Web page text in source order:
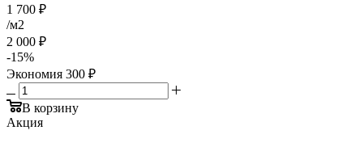
1 700 ₽
/м2
2 000 ₽
-15%
Экономия 300 ₽
В корзину
Акция